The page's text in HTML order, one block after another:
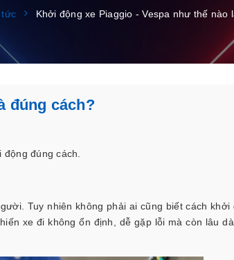
tức Khởi động xe Piaggio - Vespa như thế nào
đúng cách?
đúng cách.
Tuy nhiên không phải ai cũng biết cách khởi
xe đi không ổn định, dễ gặp lỗi mà còn lâu